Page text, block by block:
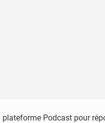
Podcast pour